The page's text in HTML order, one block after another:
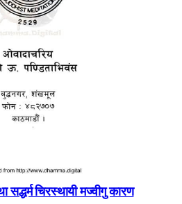
सद्धर्म चिरस्थायी मज्वीगु कारण